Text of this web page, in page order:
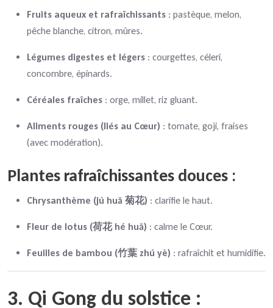
Fruits aqueux et rafraîchissants : pastèque, melon,
pêche blanche, citron, mûres.
Légumes digestes et légers : courgettes, céleri,
concombre, épinards.
Céréales fraîches : orge, millet, riz gluant.
Aliments rouges (liés au Cœur) : tomate, goji, fraises
(avec modération).
Plantes rafraîchissantes douces :
Chrysanthème (jú huā 菊花) : clarifie le haut.
Fleur de lotus (荷花 hé huā) : calme le Cœur.
Feuilles de bambou (竹葉 zhú yè) : rafraîchit et humidifie.
3. Qi Gong du solstice :